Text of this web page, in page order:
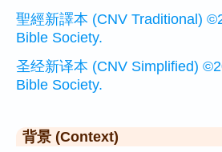
聖經新譯本 (CNV Traditional)
Bible Society.
圣经新译本 (CNV Simplified)
Bible Society.
背景 (Context)